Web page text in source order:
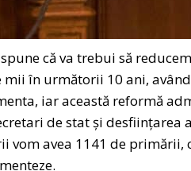
că va trebui să
mii în următorii 10 ani,
iar această reformă
de stat și
vom avea 1141 de